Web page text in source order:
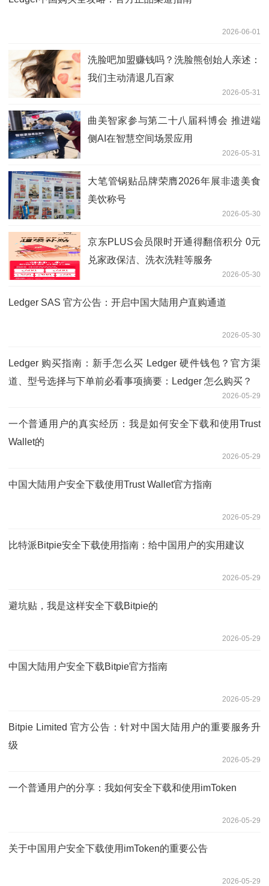
2026-06-01
洗脸吧加盟赚钱吗？洗脸熊创始人亲述：
我们主动清退几百家
2026-05-31
曲美智家参与第二十八届科博会 推进端
侧AI在智慧空间场景应用
2026-05-31
大笔管锅贴品牌荣膺2026年展非遗美食
美饮称号
2026-05-30
京东PLUS会员限时开通得翻倍积分 0元
兑家政保洁、洗衣洗鞋等服务
2026-05-30
Ledger SAS 官方公告：开启中国大陆用户直购通道
2026-05-30
Ledger 购买指南：新手怎么买 Ledger 硬件钱包？官方渠
道、型号选择与下单前必看事项摘要：Ledger 怎么购买？
2026-05-29
一个普通用户的真实经历：我是如何安全下载和使用Trust
Wallet的
2026-05-29
中国大陆用户安全下载使用Trust Wallet官方指南
2026-05-29
比特派Bitpie安全下载使用指南：给中国用户的实用建议
2026-05-29
避坑贴，我是这样安全下载Bitpie的
2026-05-29
中国大陆用户安全下载Bitpie官方指南
2026-05-29
Bitpie Limited 官方公告：针对中国大陆用户的重要服务升
级
2026-05-29
一个普通用户的分享：我如何安全下载和使用imToken
2026-05-29
关于中国用户安全下载使用imToken的重要公告
2026-05-29